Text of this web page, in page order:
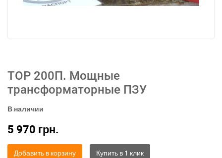
ТОР 200П. Мощные
трансформаторные ПЗУ
В наличии
5 970 грн.
Добавить в корзину